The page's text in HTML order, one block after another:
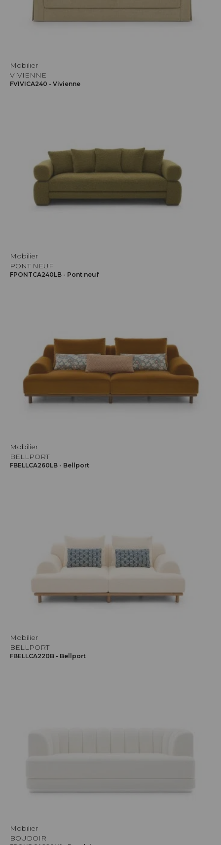
Mobilier
VIVIENNE
FVIVICA240 - Vivienne
Mobilier
PONT NEUF
FPONTCA240LB - Pont neuf
Mobilier
BELLPORT
FBELLCA260LB - Bellport
Mobilier
BELLPORT
FBELLCA220B - Bellport
Mobilier
BOUDOIR